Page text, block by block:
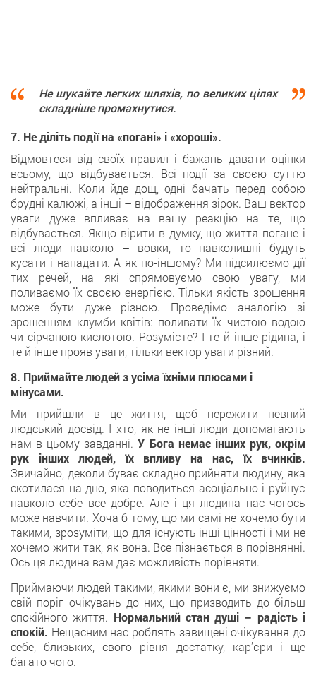
Не шукайте легких шляхів, по великих цілях
складніше промахнутися.
7. Не діліть події на «погані» і «хороші».
Відмовтеся від своїх правил і бажань давати оцінки
всьому, що відбувається. Всі події за своєю суттю
нейтральні. Коли йде дощ, одні бачать перед собою
брудні калюжі, а інші – відображення зірок. Ваш вектор
уваги дуже впливає на вашу реакцію на те, що
відбувається. Якщо вірити в думку, що життя погане і
всі люди навколо – вовки, то навколишні будуть
кусати і нападати. А як по-іншому? Ми підсилюємо дії
тих речей, на які спрямовуємо свою увагу, ми
поливаємо їх своєю енергією. Тільки якість зрошення
може бути дуже різною. Проведімо аналогію зі
зрошенням клумби квітів: поливати їх чистою водою
чи сірчаною кислотою. Розумієте? І те й інше рідина, і
те й інше прояв уваги, тільки вектор уваги різний.
8. Приймайте людей з усіма їхніми плюсами і
мінусами.
Ми прийшли в це життя, щоб пережити певний
людський досвід. І хто, як не інші люди допомагають
нам в цьому завданні.У Бога немає інших рук, окрім
рук інших людей, їх впливу на нас, їх вчинків.
Звичайно, деколи буває складно прийняти людину, яка
скотилася на дно, яка поводиться асоціально і руйнує
навколо себе все добре. Але і ця людина нас чогось
може навчити. Хоча б тому, що ми самі не хочемо бути
такими, зрозуміти, що для існують інші цінності і ми не
хочемо жити так, як вона. Все пізнається в порівнянні.
Ось ця людина вам дає можливість порівняти.
Приймаючи людей такими, якими вони є, ми знижуємо
свій поріг очікувань до них, що призводить до більш
спокійного життя. Нормальний стан душі – радість і
спокій. Нещасним нас роблять завищені очікування до
себе, близьких, свого рівня достатку, кар’єри і ще
багато чого.